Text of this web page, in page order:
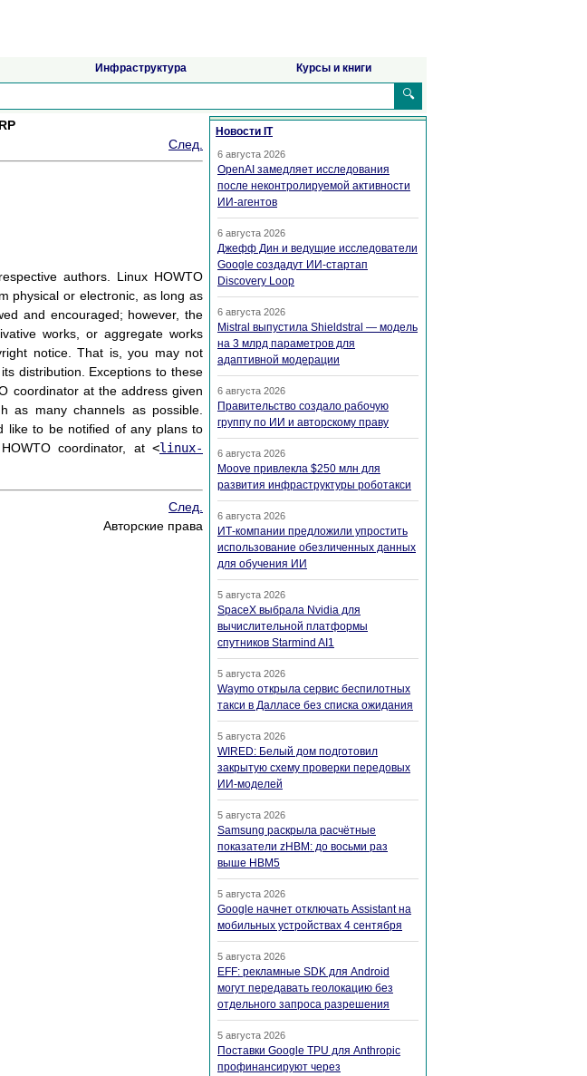
Инфраструктура Курсы и книги
🔍
След.
authors. Linux HOWTO
physical or electronic, as long as
and encouraged; however, the
works, or aggregate works
notice. That is, you may not
distribution. Exceptions to these
coordinator at the address given
as many channels as possible.
like to be notified of any plans to
coordinator, at <linux-
След.
Авторские права
Новости IT
6 августа 2026
OpenAI замедляет исследования
после неконтролируемой активности
ИИ-агентов
6 августа 2026
Джефф Дин и ведущие исследователи
Google создадут ИИ-стартап
Discovery Loop
6 августа 2026
Mistral выпустила Shieldstral — модель
на 3 млрд параметров для
адаптивной модерации
6 августа 2026
Правительство создало рабочую
группу по ИИ и авторскому праву
6 августа 2026
Moove привлекла $250 млн для
развития инфраструктуры роботакси
6 августа 2026
ИТ-компании предложили упростить
использование обезличенных данных
для обучения ИИ
5 августа 2026
SpaceX выбрала Nvidia для
вычислительной платформы
спутников Starmind AI1
5 августа 2026
Waymo открыла сервис беспилотных
такси в Далласе без списка ожидания
5 августа 2026
WIRED: Белый дом подготовил
закрытую схему проверки передовых
ИИ-моделей
5 августа 2026
Samsung раскрыла расчётные
показатели zHBM: до восьми раз
выше HBM5
5 августа 2026
Google начнет отключать Assistant на
мобильных устройствах 4 сентября
5 августа 2026
EFF: рекламные SDK для Android
могут передавать геолокацию без
отдельного запроса разрешения
5 августа 2026
Поставки Google TPU для Anthropic
профинансируют через